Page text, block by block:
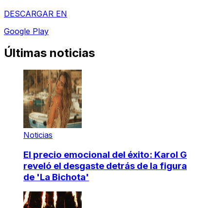
DESCARGAR EN
Google Play
Últimas noticias
Noticias
El precio emocional del éxito: Karol G
reveló el desgaste detrás de la figura
de 'La Bichota'